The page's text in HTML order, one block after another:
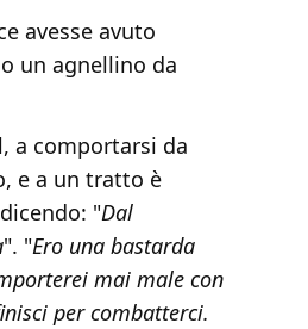
avesse avuto
un agnellino da
a comportarsi da
e a un tratto è
"Dal
". "Ero una bastarda
mai male con
per combatterci.